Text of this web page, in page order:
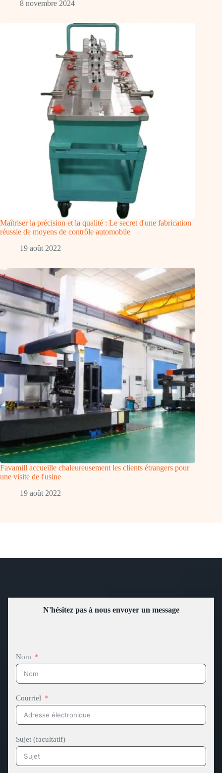
8 novembre 2024
Maîtriser la précision et la qualité : Le secret d'une fabrication
réussie de moyens de contrôle automobile
19 août 2022
Favamill accueille chaleureusement les clients étrangers pour
une visite de l'usine
19 août 2022
N'hésitez pas à nous envoyer un message
Nom
Courriel
Sujet (facultatif)